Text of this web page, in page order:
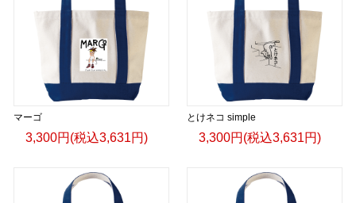
UCS Terimbaは、ウガンダの雄大な自然、豊かな文化、そし
て世界に誇るスペシャルティコーヒーから生まれたプレミア
ムライフスタイルブランドです。
一杯のコーヒーには、生産者の想い、土地の個性、そして人
と人をつなぐ物語があります。
Terimba Collectionです。
マーゴ
3,300円(税込3,631円)
とけネコ simple
3,300円(税込3,631円)